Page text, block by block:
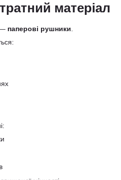
матеріал
— паперові рушники